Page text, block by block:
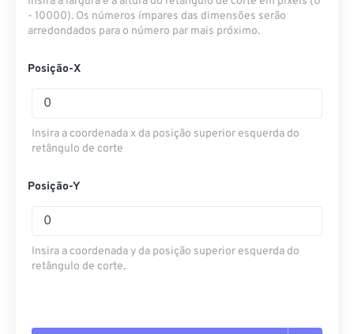
- 10000). Os números ímpares das dimensões serão
arredondados para o número par mais próximo.
Posição-X
Insira a coordenada x da posição superior esquerda do
retângulo de corte
Posição-Y
Insira a coordenada y da posição superior esquerda do
retângulo de corte.